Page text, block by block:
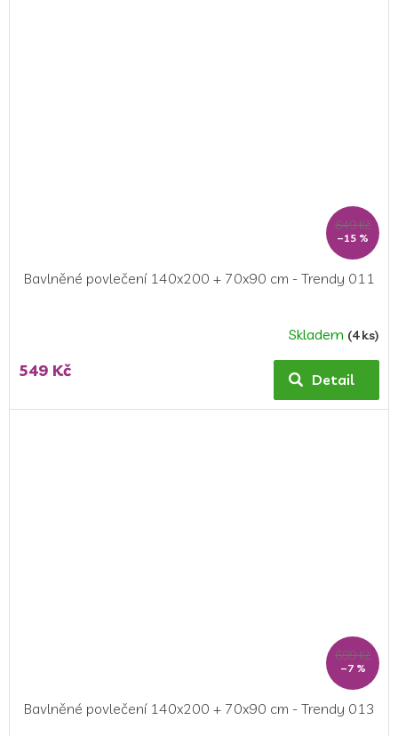
649 Kč
–15 %
Bavlněné povlečení 140x200 + 70x90 cm - Trendy 011
Skladem (4 ks)
549 Kč Detail
699 Kč
–7 %
Bavlněné povlečení 140x200 + 70x90 cm - Trendy 013